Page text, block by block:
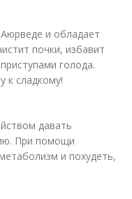
и обладает
почки, избавит
голода.
к сладкому!
давать
При помощи
и похудеть,